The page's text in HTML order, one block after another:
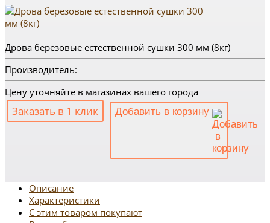
Дрова березовые естественной сушки 300 мм (8кг)
Производитель:
Цену уточняйте в магазинах вашего города
Заказать в 1 клик Добавить в корзину
Описание
Характеристики
С этим товаром покупают